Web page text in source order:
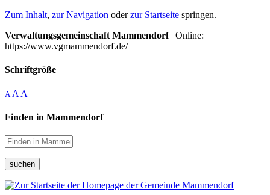
Zum Inhalt, zur Navigation oderzur Startseite springen.
Verwaltungsgemeinschaft Mammendorf| Online:
https://www.vgmammendorf.de/
Schriftgröße
A A A
Finden in Mammendorf
suchen